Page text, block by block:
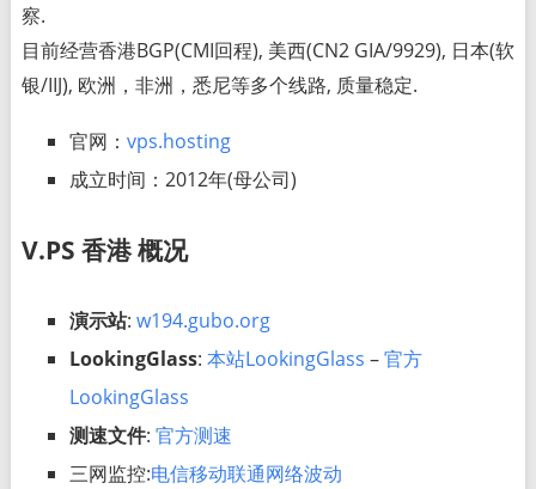
察.
目前经营香港BGP(CMI回程), 美西(CN2 GIA/9929), 日本(软
银/IIJ), 欧洲，非洲，悉尼等多个线路, 质量稳定.
官网： vps.hosting
成立时间：2012年(母公司)
V.PS 香港 概况
演示站: w194.gubo.org
LookingGlass: 本站LookingGlass –官方
LookingGlass
测速文件: 官方测速
三网监控:电信移动联通网络波动